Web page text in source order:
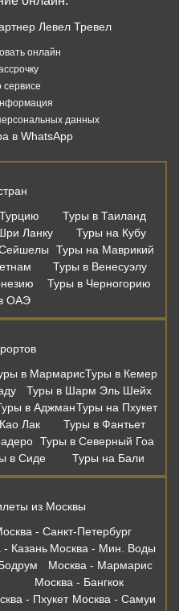
Левел Тревел
онлайн
данных
в WhatsApp
Туры в Таиланд
Ланку
Туры на Кубу
Туры на Маврикий
Туры в Венесуэлу
Туры в Черногорию
ОАЭ
в МармарисТуры в Кемер
Туры в Шарм Эль Шейх
в АджманТуры на Пхукет
Лак
Туры в Фантьет
Туры в Северный Гоа
в Сиде Туры на Бали
из Москвы
- Санкт-Петербург
- Казань Москва - Мин. Воды
Москва - Мармарис
Москва - Бангкок
- Пхукет Москва - Самуи